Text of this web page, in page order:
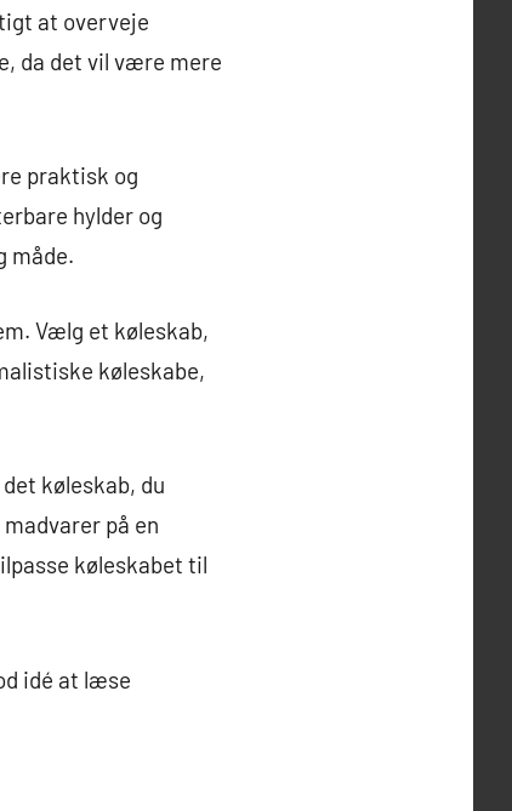
at overveje
da det vil være mere
praktisk og
hylder og
måde.
Vælg et køleskab,
køleskabe,
køleskab, du
på en
køleskabet til
idé at læse